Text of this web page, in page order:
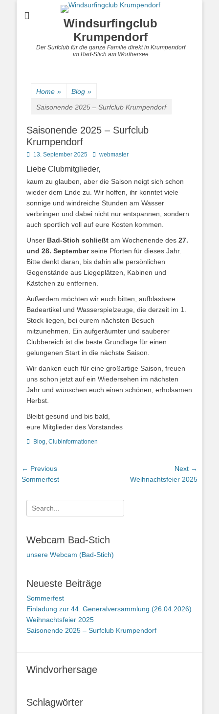
Windsurfingclub
Krumpendorf
Der Surfclub für die ganze Familie direkt in Krumpendorf
im Bad-Stich am Wörthersee
Home » Blog »
Saisonende 2025 – Surfclub Krumpendorf
Saisonende 2025 – Surfclub
Krumpendorf
Posted
13. September 2025 Author
webmaster
Liebe Clubmitglieder,
kaum zu glauben, aber die Saison neigt sich schon
wieder dem Ende zu. Wir hoffen, ihr konntet viele
sonnige und windreiche Stunden am Wasser
verbringen und dabei nicht nur entspannen, sondern
auch sportlich voll auf eure Kosten kommen.
Unser Bad-Stich schließt am Wochenende des 27.
und 28. Septemberseine Pforten für dieses Jahr.
Bitte denkt daran, bis dahin alle persönlichen
Gegenstände aus Liegeplätzen, Kabinen und
Kästchen zu entfernen.
Außerdem möchten wir euch bitten, aufblasbare
Badeartikel und Wasserspielzeuge, die derzeit im 1.
Stock liegen, bei eurem nächsten Besuch
mitzunehmen. Ein aufgeräumter und sauberer
Clubbereich ist die beste Grundlage für einen
gelungenen Start in die nächste Saison.
Wir danken euch für eine großartige Saison, freuen
uns schon jetzt auf ein Wiedersehen im nächsten
Jahr und wünschen euch einen schönen, erholsamen
Herbst.
Bleibt gesund und bis bald,
eure Mitglieder des Vorstandes
Categories
Blog, Clubinformationen
Beitrags-
Navigation
← Previous
Previous
Sommerfest
Next →
Weihnachtsfeier 2025
Search
for:
Webcam Bad-Stich
unsere Webcam (Bad-Stich)
Neueste Beiträge
Sommerfest
Einladung zur 44. Generalversammlung (26.04.2026)
Weihnachtsfeier 2025
Saisonende 2025 – Surfclub Krumpendorf
Windvorhersage
Schlagwörter